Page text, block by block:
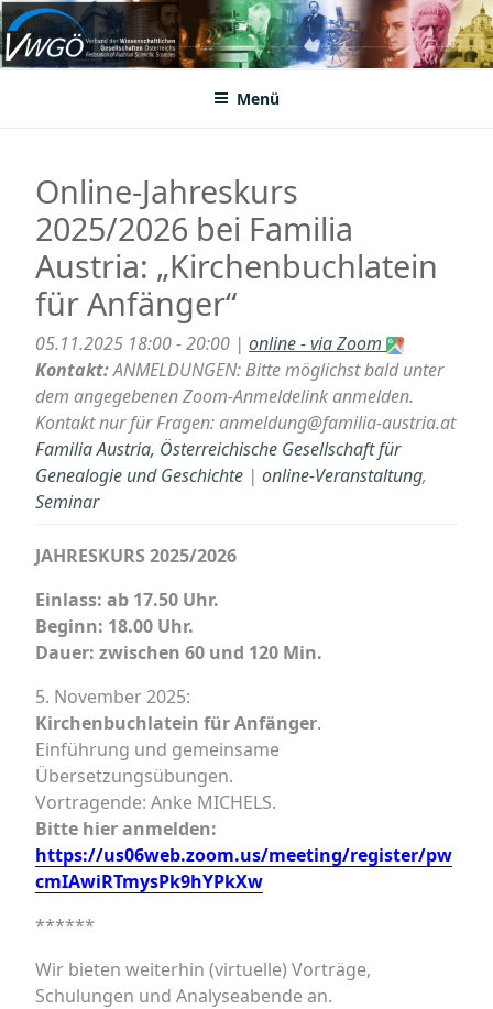
Zum
Inhalt
springenVWGÖ
Federation of Austrian Scientific Societies
Menü
Online-Jahreskurs
2025/2026 bei Familia
Austria: „Kirchenbuchlatein
für Anfänger“
05.11.2025 18:00 - 20:00 | online - via Zoom
Kontakt:ANMELDUNGEN: Bitte möglichst bald unter
dem angegebenen Zoom-Anmeldelink anmelden.
Kontakt nur für Fragen: anmeldung@familia-austria.at
Familia Austria, Österreichische Gesellschaft für
Genealogie und Geschichte | online-Veranstaltung,
Seminar
JAHRESKURS 2025/2026
Einlass: ab 17.50 Uhr.
Beginn: 18.00 Uhr.
Dauer: zwischen 60 und 120 Min.
5. November 2025:
Kirchenbuchlatein für Anfänger.
Einführung und gemeinsame
Übersetzungsübungen.
Vortragende: Anke MICHELS.
Bitte hier anmelden:
https://us06web.zoom.us/meeting/register/pw
cmIAwiRTmysPk9hYPkXw
******
Wir bieten weiterhin (virtuelle) Vorträge,
Schulungen und Analyseabende an.